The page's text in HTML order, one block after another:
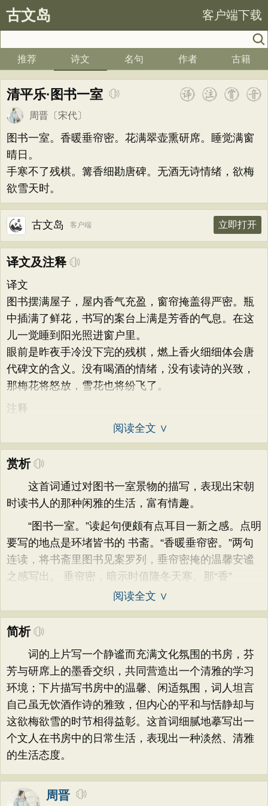
古文岛 客户端下载
推荐 诗文 名句 作者 古籍
清平乐·图书一室
周晋 〔宋代〕
图书一室。香暖垂帘密。花满翠壶熏研席。睡觉满窗
晴日。
手寒不了残棋。篝香细勘唐碑。无酒无诗情绪，欲梅
欲雪天时。
古文岛 客户端 立即打开
译文及注释
译文
图书摆满屋子，屋内香气充盈，窗帘掩盖得严密。瓶
中插满了鲜花，书写的案台上满是芳香的气息。在这
儿一觉睡到阳光照进窗户里。
眼前是昨夜手冷没下完的残棋，燃上香火细细体会唐
代碑文的含义。没有喝酒的情绪，没有读诗的兴致，
那梅花将怒放，雪花也将纷飞了。
注释
阅读全文 ∨
赏析
这首词通过对图书一室景物的描写，表现出宋朝
时读书人的那种闲雅的生活，富有情趣。
“图书一室。”读起句便颇有点耳目一新之感。点明
要写的地点是环堵皆书的 书斋。“香暖垂帘密。”两句
连读，将书斋里图书见案罗列，垂帘密掩的温馨安谧
之感写出。 垂帘密，暗示时值隆冬天寒。那“香”
阅读全文 ∨
简析
词的上片写一个静谧而充满文化氛围的书房，芬
芳与研席上的墨香交织，共同营造出一个清雅的学习
环境；下片描写书房中的温馨、闲适氛围，词人坦言
自己虽无饮酒作诗的雅致，但内心的平和与恬静却与
这欲梅欲雪的时节相得益彰。这首词细腻地摹写出一
个文人在书房中的日常生活，表现出一种淡然、清雅
的生活态度。
周晋